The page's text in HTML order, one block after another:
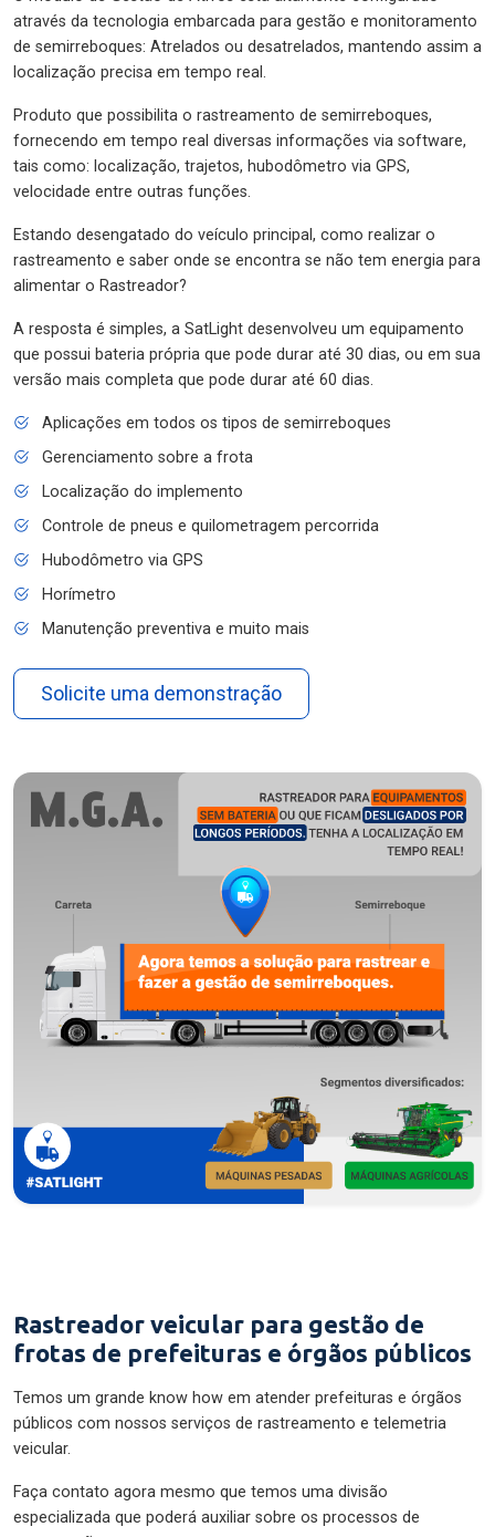
através da tecnologia embarcada para gestão e monitoramento
de semirreboques: Atrelados ou desatrelados, mantendo assim a
localização precisa em tempo real.
Produto que possibilita o rastreamento de semirreboques,
fornecendo em tempo real diversas informações via software,
tais como: localização, trajetos, hubodômetro via GPS,
velocidade entre outras funções.
Estando desengatado do veículo principal, como realizar o
rastreamento e saber onde se encontra se não tem energia para
alimentar o Rastreador?
A resposta é simples, a SatLight desenvolveu um equipamento
que possui bateria própria que pode durar até 30 dias, ou em sua
versão mais completa que pode durar até 60 dias.
Aplicações em todos os tipos de semirreboques
Gerenciamento sobre a frota
Localização do implemento
Controle de pneus e quilometragem percorrida
Hubodômetro via GPS
Horímetro
Manutenção preventiva e muito mais
Solicite uma demonstração
Rastreador veicular para gestão de
frotas de prefeituras e órgãos públicos
Temos um grande know how em atender prefeituras e órgãos
públicos com nossos serviços de rastreamento e telemetria
veicular.
Faça contato agora mesmo que temos uma divisão
especializada que poderá auxiliar sobre os processos de